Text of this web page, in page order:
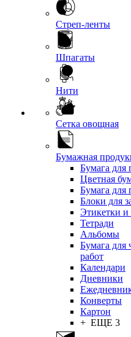
Стреп-ленты
Шпагаты
Нити
Сетка овощная
Бумажная
Бумага для
Цветная
Бумага для
Блоки для
Этикетки и
Тетради
Альбомы
Бумага для
работ
Календари
Дневники
Конверты
Картон
+ ЕЩЕ 3